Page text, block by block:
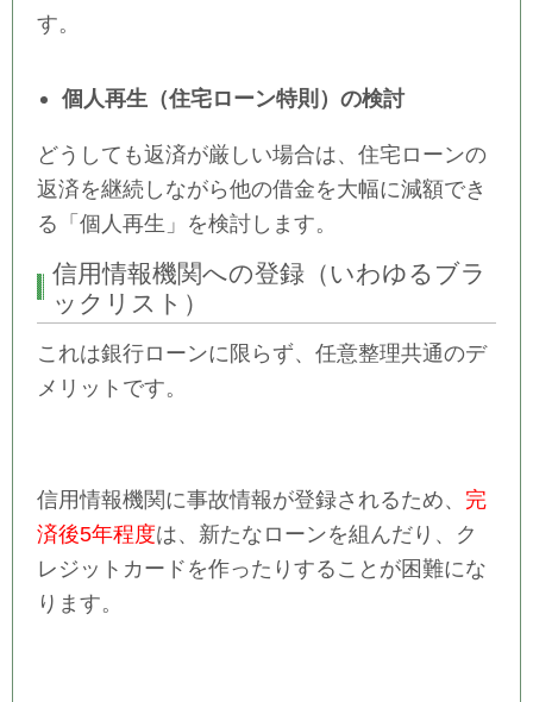
す。
個人再生（住宅ローン特則）の検討
どうしても返済が厳しい場合は、住宅ローンの
返済を継続しながら他の借金を大幅に減額でき
る「個人再生」を検討します。
信用情報機関への登録（いわゆるブラ
ックリスト）
これは銀行ローンに限らず、任意整理共通のデ
メリットです。
信用情報機関に事故情報が登録されるため、 完
済後5年程度は、新たなローンを組んだり、ク
レジットカードを作ったりすることが困難にな
ります。